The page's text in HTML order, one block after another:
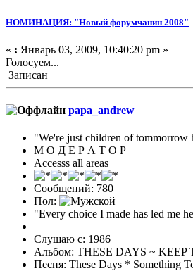
НОМИНАЦИЯ: "Новый форумчанин 2008"
« : Январь 03, 2009, 10:40:20 pm »
Голосуем...
Записан
papa_andrew
"We're just children of
М О Д Е Р А Т О Р
Accesss all areas
Сообщений: 780
Пол:
"Every choice I made has led me
Слушаю с: 1986
Альбом: THESE DAYS ~ KEEP
Песня: These Days * Something